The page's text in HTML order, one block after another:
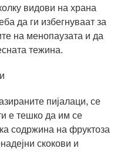
видови на храна
да ги избегнуваат за
на менопаузата и да
тежина.
пијалаци, се
е тешко да им се
содржина на фруктоза
скокови и